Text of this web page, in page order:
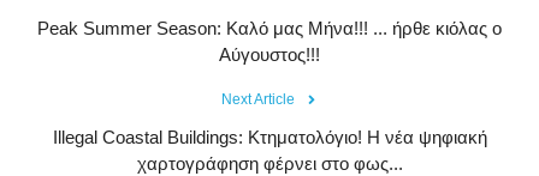
Peak Summer Season: Kαλό μας Μήνα!!! ... ήρθε κιόλας ο
Αύγουστος!!!
Next Article
Illegal Coastal Buildings: Κτηματολόγιο! Η νέα ψηφιακή
χαρτογράφηση φέρνει στο φως...